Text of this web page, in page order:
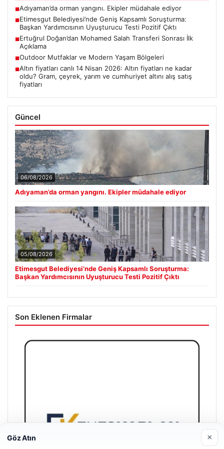
■Adıyaman’da orman yangını. Ekipler müdahale ediyor
■Etimesgut Belediyesi’nde Geniş Kapsamlı Soruşturma:
Başkan Yardımcısının Uyuşturucu Testi Pozitif Çıktı
■Ertuğrul Doğan’dan Mohamed Salah Transferi Sonrası İlk
Açıklama
■Outdoor Mutfaklar ve Modern Yaşam Bölgeleri
■Altın fiyatları canlı 14 Nisan 2026: Altın fiyatları ne kadar
oldu? Gram, çeyrek, yarım ve cumhuriyet altını alış satış
fiyatları
Güncel
06/08/2026
Adıyaman’da orman yangını. Ekipler müdahale ediyor
05/08/2026
Etimesgut Belediyesi’nde Geniş Kapsamlı Soruşturma:
Başkan Yardımcısının Uyuşturucu Testi Pozitif Çıktı
Son Eklenen Firmalar
Göz Atın ×